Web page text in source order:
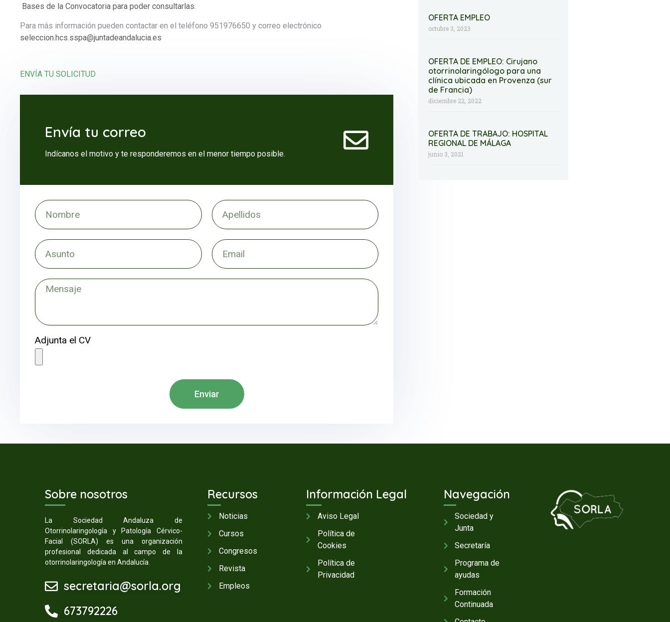
Bases de la Convocatoria para poder consultarlas.
Para más información pueden contactar en el teléfono 951976650 y correo electrónico
seleccion.hcs.sspa@juntadeandalucia.es
ENVÍA TU SOLICITUD
Envía tu correo
Indícanos el motivo y te responderemos en el menor tiempo posible.
Adjunta el CV
Enviar
OFERTA EMPLEO
octubre 3, 2023
OFERTA DE EMPLEO: Cirujano
otorrinolaringólogo para una
clínica ubicada en Provenza (sur
de Francia)
diciembre 22, 2022
OFERTA DE TRABAJO: HOSPITAL
REGIONAL DE MÁLAGA
junio 3, 2021
Sobre nosotros
La Sociedad Andaluza de
Otorrinolaringología y Patología Cérvico-
Facial (SORLA) es una organización
profesional dedicada al campo de la
otorrinolaringología en Andalucía.
secretaria@sorla.org
673792226
Recursos
Noticias
Cursos
Congresos
Revista
Empleos
Información Legal
Aviso Legal
Política de
Cookies
Política de
Privacidad
Navegación
Sociedad y
Junta
Secretaría
Programa de
ayudas
Formación
Continuada